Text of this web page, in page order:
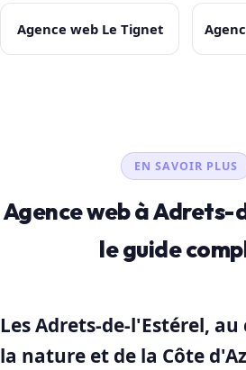
Agence web Le Tignet
EN SAVOIR PLUS
Agence web à Adrets-
le guide
Les Adrets-de-l'Estérel,
la nature et de la Côte